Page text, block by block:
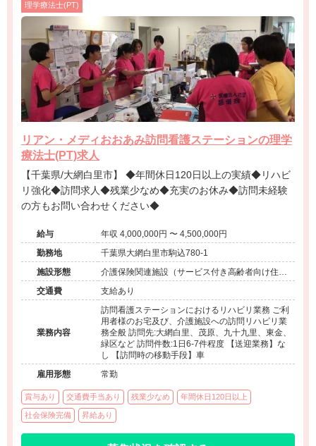
理学療法士(PT)
リアン・メディおおあみ訪問看護ステーションの理学
療法士(PT)求人
【千葉県/大網白里市】 ◆年間休日120日以上の実績◆リハビ
リ強化◆訪問求人◆残業少なめ◆充実のお休み◆訪問未経験
の方もお問い合わせください◆
給与
年収 4,000,000円 〜 4,500,000円
勤務地
千葉県大網白里市駒込780-1
施設形態
介護保険関連施設（サービス付き高齢者向け住宅/
訪問看護・リハ）
交通費 支給あり
業務内容
訪問看護ステーションにおけるリハビリ業務 ご利
用者様のお宅及び、介護施設への訪問リハビリ業
務全般 訪問先:大網白里、茂原、九十九里、東金、
緑区など 訪問件数:1日6-7件程度 【送迎業務】な
し 【訪問時の移動手段】車
雇用形態
常勤
賞与あり 交通費手当あり 残業少なめ 年間休日120日以上
社会保険完備 昇給あり